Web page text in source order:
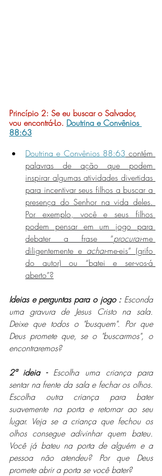
Princípio 2: Se eu buscar o Salvador,
vou encontrá-Lo. Doutrina e Convênios
88:63
Doutrina e Convênios 88:63 contém
palavras de ação que podem
inspirar algumas atividades divertidas
para incentivar seus filhos a buscar a
presença do Senhor na vida deles.
Por exemplo, você e seus filhos
podem pensar em um jogo para
debater a frase “procurai-me
diligentemente e achar-me-eis” (grifo
do autor) ou “batei e ser-vos-á
aberto”?
Ideias e perguntas para o jogo : Esconda
uma gravura de Jesus Cristo na sala.
Deixe que todos o "busquem". Por que
Deus promete que, se o "buscarmos", o
encontraremos?
2ª ideia - Escolha uma criança para
sentar na frente da sala e fechar os olhos.
Escolha outra criança para bater
suavemente na porta e retornar ao seu
lugar. Veja se a criança que fechou os
olhos consegue adivinhar quem bateu.
Você já bateu na porta de alguém e a
pessoa não atendeu? Por que Deus
promete abrir a porta se você bater?